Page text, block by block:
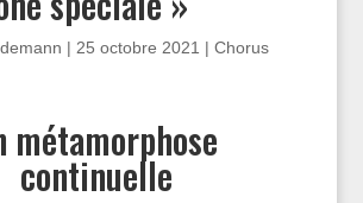
| 25 octobre 2021 | Chorus
métamorphose
continuelle